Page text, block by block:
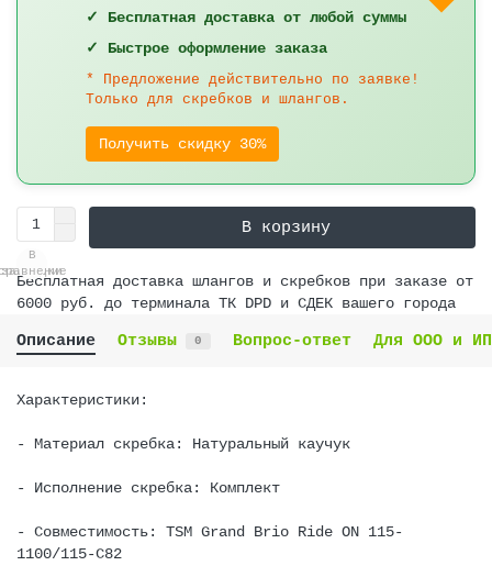
✓ Бесплатная доставка от любой суммы
✓ Быстрое оформление заказа
* Предложение действительно по заявке!
Только для скребков и шлангов.
Получить скидку 30%
В корзину
В
закладки
В
Бесплатная доставка шлангов и скребков при заказе от
6000 руб. до терминала ТК DPD и СДЕК вашего города
Описание Отзывы 0 Вопрос-ответ Для ООО и ИП
Характеристики:
- Материал скребка: Натуральный каучук
- Исполнение скребка: Комплект
- Совместимость: TSM Grand Brio Ride ON 115-
1100/115-C82